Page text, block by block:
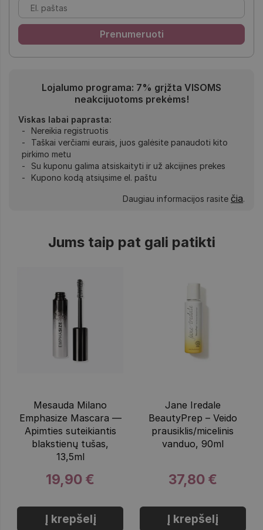
Lojalumo programa: 7% grįžta VISOMS
neakcijuotoms prekėms!
Viskas labai paprasta:
Nereikia registruotis
Taškai verčiami eurais, juos galėsite panaudoti kito
pirkimo metu
Su kuponu galima atsiskaityti ir už akcijines prekes
Kupono kodą atsiųsime el. paštu
Daugiau informacijos rasite čia.
Jums taip pat gali patikti
Mesauda Milano
Emphasize Mascara —
Apimties suteikiantis
blakstienų tušas,
13,5ml
19,90 €
Į krepšelį
Jane Iredale
BeautyPrep – Veido
prausiklis/micelinis
vanduo, 90ml
37,80 €
Į krepšelį